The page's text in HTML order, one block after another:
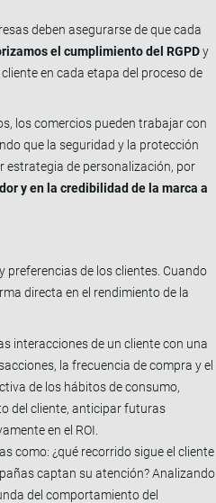
deben asegurarse de que cada
el cumplimiento del RGPDy
en cada etapa del proceso de
los comercios pueden trabajar con
que la seguridad y la protección
estrategia de personalización, por
y en la credibilidad de la marca a
preferencias de los clientes. Cuando
directa en el rendimiento de la
interacciones de un cliente con una
la frecuencia de compra y el
de los hábitos de consumo,
del cliente, anticipar futuras
en el ROI.
como: ¿qué recorrido sigue el cliente
captan su atención? Analizando
del comportamiento del